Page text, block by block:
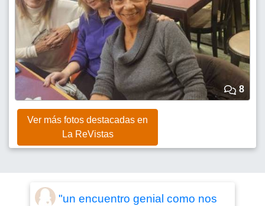
8
Ver más fotos destacadas en
La ReVistas
"un encuentro genial como nos